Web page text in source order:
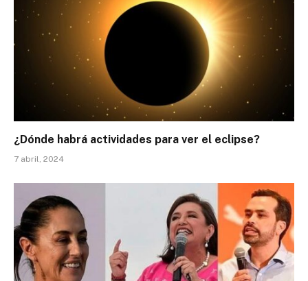
¿Dónde habrá actividades para ver el eclipse?
7 abril, 2024